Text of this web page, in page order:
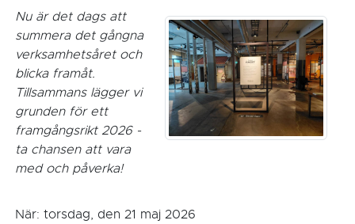
Nu är det dags att
summera det gångna
verksamhetsåret och
blicka framåt.
Tillsammans lägger vi
grunden för ett
framgångsrikt 2026 -
ta chansen att vara
med och påverka!
När: torsdag, den 21 maj 2026